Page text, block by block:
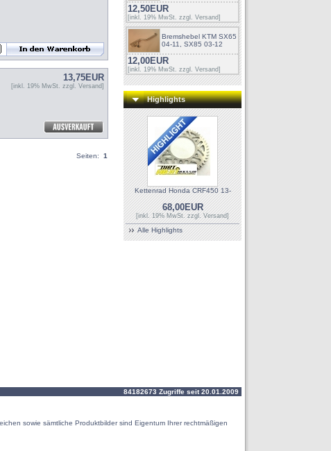
13,75EUR
[inkl. 19% MwSt. zzgl. Versand]
Seiten: 1
12,50EUR
[inkl. 19% MwSt. zzgl. Versand]
Bremshebel KTM SX65
04-11, SX85 03-12
12,00EUR
[inkl. 19% MwSt. zzgl. Versand]
Highlights
Kettenrad Honda CRF450 13-
68,00EUR
[inkl. 19% MwSt. zzgl.Versand]
Alle Highlights
84182673 Zugriffe seit 20.01.2009
sowie sämtliche Produktbilder sind Eigentum Ihrer rechtmäßigen